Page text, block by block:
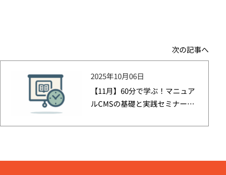
次の記事へ
2025年10月06日
【11月】60分で学ぶ！マニュア
ルCMSの基礎と実践セミナーを